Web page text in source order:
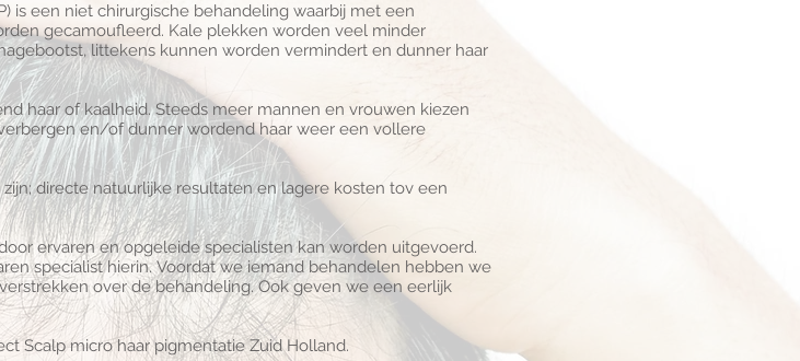
is een niet chirurgische behandeling waarbij met een
gecamoufleerd. Kale plekken worden veel minder
littekens kunnen worden vermindert en dunner haar
haar of kaalheid. Steeds meer mannen en vrouwen kiezen
en/of dunner wordend haar weer een vollere
directe natuurlijke resultaten en lagere kosten tov een
ervaren en opgeleide specialisten kan worden uitgevoerd.
specialist hierin. Voordat we iemand behandelen hebben we
over de behandeling. Ook geven we een eerlijk
Scalp micro haar pigmentatie Zuid Holland.